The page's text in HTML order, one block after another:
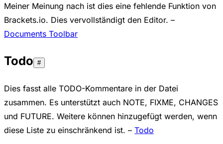
Meiner Meinung nach ist dies eine fehlende Funktion von
Brackets.io. Dies vervollständigt den Editor. –
Documents Toolbar
Todo #
Dies fasst alle TODO-Kommentare in der Datei
zusammen. Es unterstützt auch NOTE, FIXME, CHANGES
und FUTURE. Weitere können hinzugefügt werden, wenn
diese Liste zu einschränkend ist. – Todo